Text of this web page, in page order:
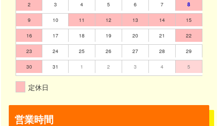
2 3 4 5 6 7 8
9 10 11 12 13 14 15
16 17 18 19 20 21 22
23 24 25 26 27 28 29
30 31 1 2 3 4 5
定休日
営業時間